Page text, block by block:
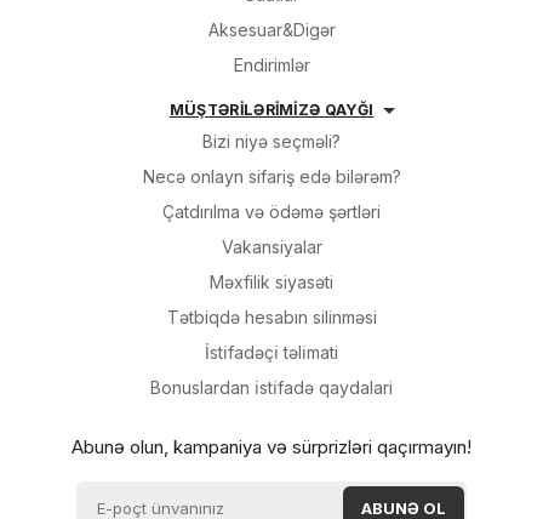
Aksesuar&Digər
Endirimlər
MÜŞTƏRİLƏRİMİZƏ QAYĞI
Bizi niyə seçməli?
Necə onlayn sifariş edə bilərəm?
Çatdırılma və ödəmə şərtləri
Vakansiyalar
Məxfilik siyasəti
Tətbiqdə hesabın silinməsi
İsti̇fadəçi̇ təli̇mati
Bonuslardan i̇sti̇fadə qaydalari
Abunə olun, kampaniya və sürprizləri qaçırmayın!